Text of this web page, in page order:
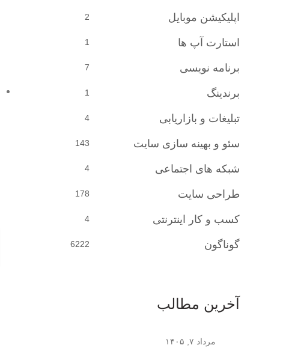
2 اپلیکیشن موبایل
1 استارت آپ ها
7 برنامه نویسی
1 برندینگ
4 تبلیغات و بازاریابی
143 سئو و بهینه سازی سایت
4 شبکه های اجتماعی
178 طراحی سایت
4 کسب و کار اینترنتی
6222 گوناگون
آخرین مطالب
مرداد ۷, ۱۴۰۵